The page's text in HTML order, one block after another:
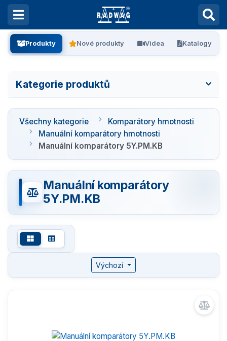
Produkty Nové produkty Videa Katalogy
Kategorie produktů
Všechny kategorie
Laboratorní váhy
Vážení stentů
Kalibrace pipet
Komparátory hmotnosti
Automatické vakuové komparátory hmotnosti
Všechny kategorie
Komparátory hmotnosti
Manuální komparátory hmotnosti
Manuální komparátory 5Y.PM.KB
Manuální komparátory
5Y.PM.KB
Výchozí